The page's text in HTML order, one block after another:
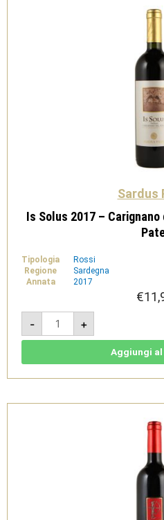
Sardus
Is Solus 2017 –
Tipologia
Rossi
Regione
Sardegna
Annata
2017
€
-
Is
Solus
2017
-
Doc
Pater
+
Aggiungi